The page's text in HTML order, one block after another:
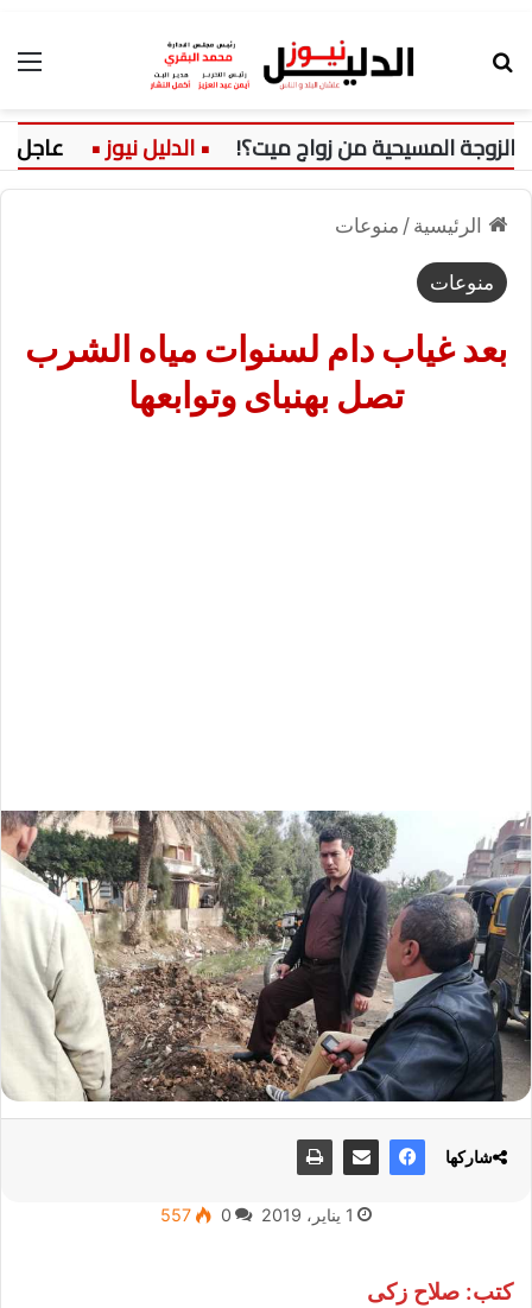
المسيحية من زواج ميت؟! عاجل:
الرئيسية / منوعات
منوعات
بعد غياب دام لسنوات مياه الشرب
تصل بهنباى وتوابعها
1 يناير، 2019 0
557
كتب: صلاح زكى
شاركها